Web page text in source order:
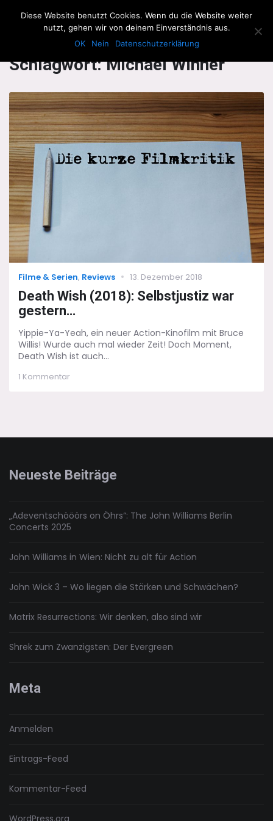
The Howling Men
Schlagwort:Michael Winner
Categories
Filme & Serien, Reviews
Posted
13. Dezember 2018
Death Wish (2018): Selbstjustiz war
gestern…
Yippie-Ya-Yeah, ein neuer Action-Kinofilm mit Bruce
Willis! Wurde auch mal wieder Zeit! Doch Moment,
Death Wish ist auch...
1 Kommentarzu
Neueste Beiträge
„Adeventschööörs on Öhrs“: The John Williams Berlin
Concerts 2025
John Williams in Wien: Nicht zu alt für Action
John Wick 3 – Wo liegen die Stärken und Schwächen?
Matrix Resurrections: Wir denken, also sind wir
Shrek zum Zwanzigsten: Der Evergreen
Meta
Anmelden
Eintrags-Feed
Kommentar-Feed
WordPress.org
Diese Website benutzt Cookies. Wenn du die Website weiter
nutzt, gehen wir von deinem Einverständnis aus.
OK
Nein Datenschutzerklärung